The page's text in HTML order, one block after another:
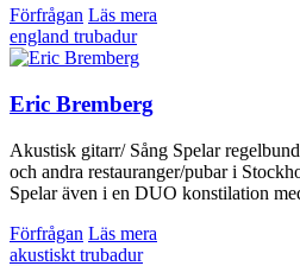
Förfrågan Läs mera
england trubadur
Eric Bremberg
Akustisk gitarr/ Sång Spelar
och andra restauranger/pubar i
Spelar även i en DUO konstilation
Förfrågan Läs mera
akustiskt trubadur